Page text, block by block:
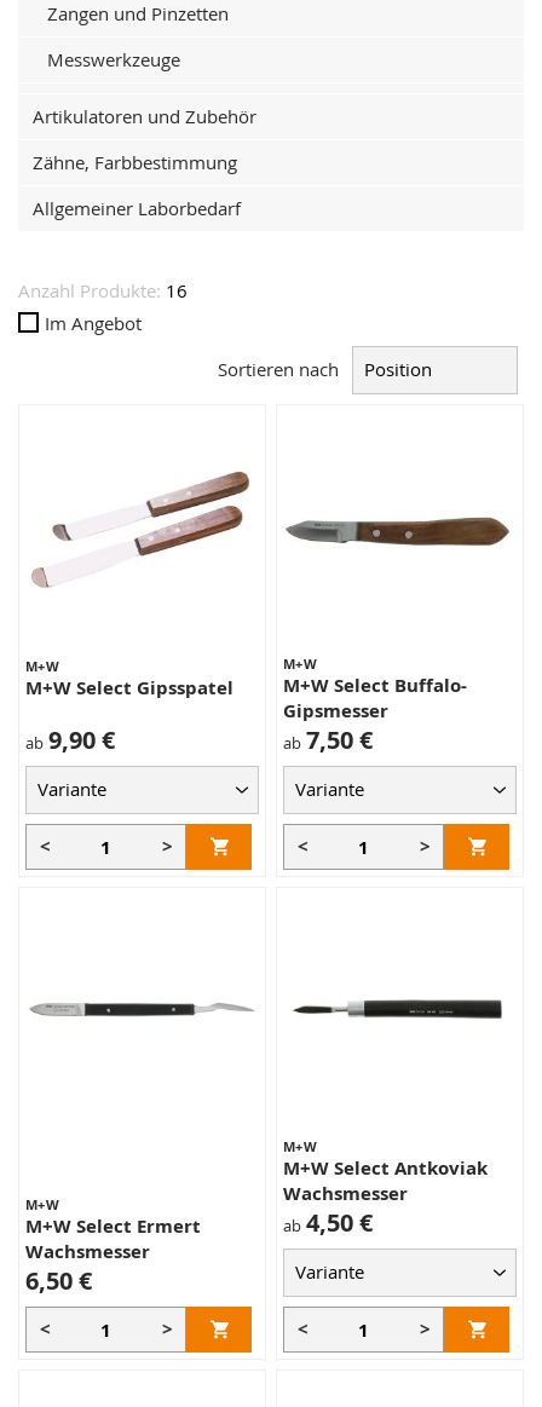
Anzahl Produkte: 16
Im Angebot
Sortieren nach
M+W
M+W Select Gipsspatel
ab 9,90 €
< >
M+W
M+W Select Buffalo-
Gipsmesser
ab 7,50 €
< >
M+W
M+W Select Ermert
Wachsmesser
6,50 €
< >
M+W
M+W Select Antkoviak
Wachsmesser
ab 4,50 €
< >
Zangen und Pinzetten
Messwerkzeuge
Artikulatoren und Zubehör
Zähne, Farbbestimmung
Allgemeiner Laborbedarf